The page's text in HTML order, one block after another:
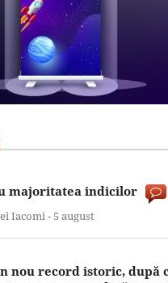
majoritatea indicilor
Iacomi - 5 august
nou record istoric, după